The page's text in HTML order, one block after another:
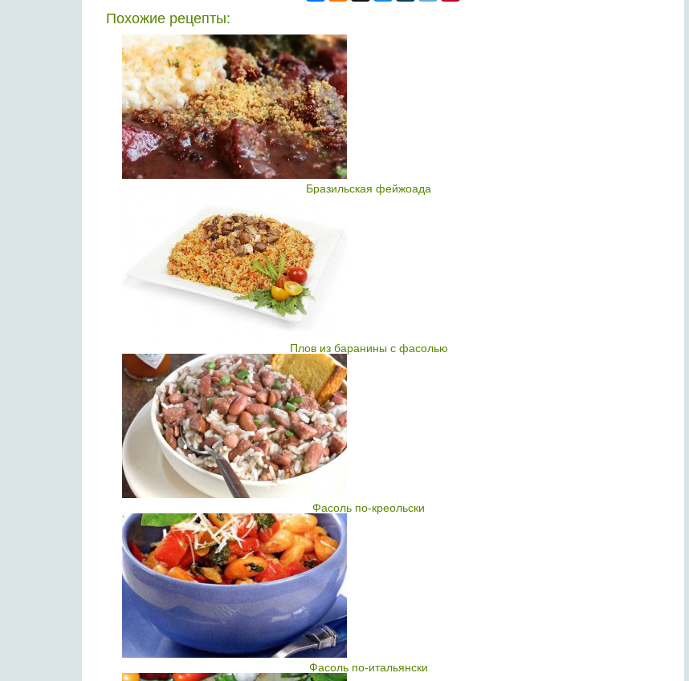
Похожие рецепты:
Бразильская фейжоада
Плов из баранины с фасолью
Фасоль по-креольски
Фасоль по-итальянски